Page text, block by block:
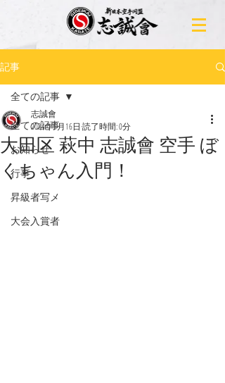
記事
全ての記事
お知らせ
行事
昇級者写メ
大会入賞者
全ての記事
大田区 萩中 志誠會 空手 ぼ
くちゃん入門！
志誠會
2024年5月16日 読了時間: 0分